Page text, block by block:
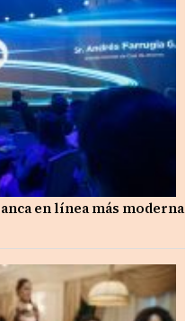
en línea más moderna